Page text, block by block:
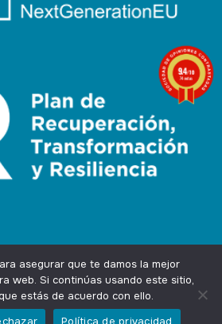
OnlineIngenium.Marketing
asegurar que te damos la mejor
web. Si continúas usando este sitio,
estás de acuerdo con ello.
Política de privacidad
9.4/10
74 notas